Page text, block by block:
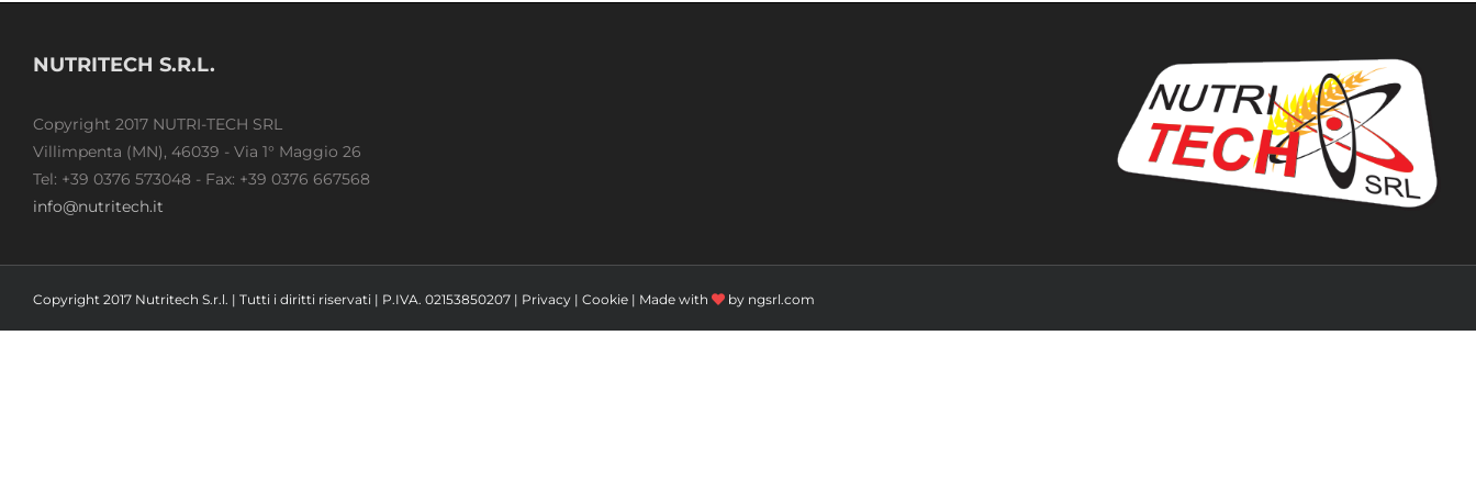
NUTRITECH S.R.L.
Copyright 2017 NUTRI-TECH SRL
Villimpenta (MN), 46039 - Via 1° Maggio 26
Tel: +39 0376 573048 - Fax: +39 0376 667568
info@nutritech.it
Copyright 2017 Nutritech S.r.l. | Tutti i diritti riservati | P.IVA. 02153850207 | Privacy | Cookie | Made with by ngsrl.com